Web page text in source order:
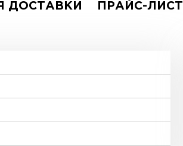
ДОСТАВКИ ПРАЙС-ЛИСТ